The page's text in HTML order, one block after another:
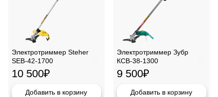
Электротриммер Steher
SEB-42-1700
10 500₽
Добавить в корзину
Электротриммер Зубр
КСВ-38-1300
9 500₽
Добавить в корзину